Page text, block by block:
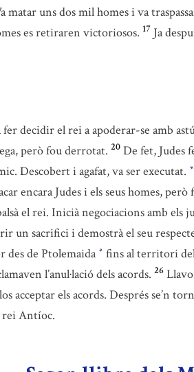
uns dos mil homes i va
es retiraren victoriosos. 17 Ja
decidir el rei a apoderar-se amb
però fou derrotat. 20 De fet, Judes
Descobert i agafat, va ser executat. *
encara Judes i els seus homes,
el rei. Inicià negociacions amb els
un sacrifici i demostrà el seu
des de Ptolemaida * fins al territori
l’anul·lació dels acords. 26
acceptar els acords. Després se’n
rei Antíoc.